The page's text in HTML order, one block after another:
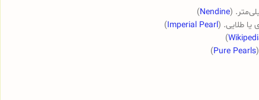
Nendine
)
Imperial Pearl
)
)
Pure Pearls
)